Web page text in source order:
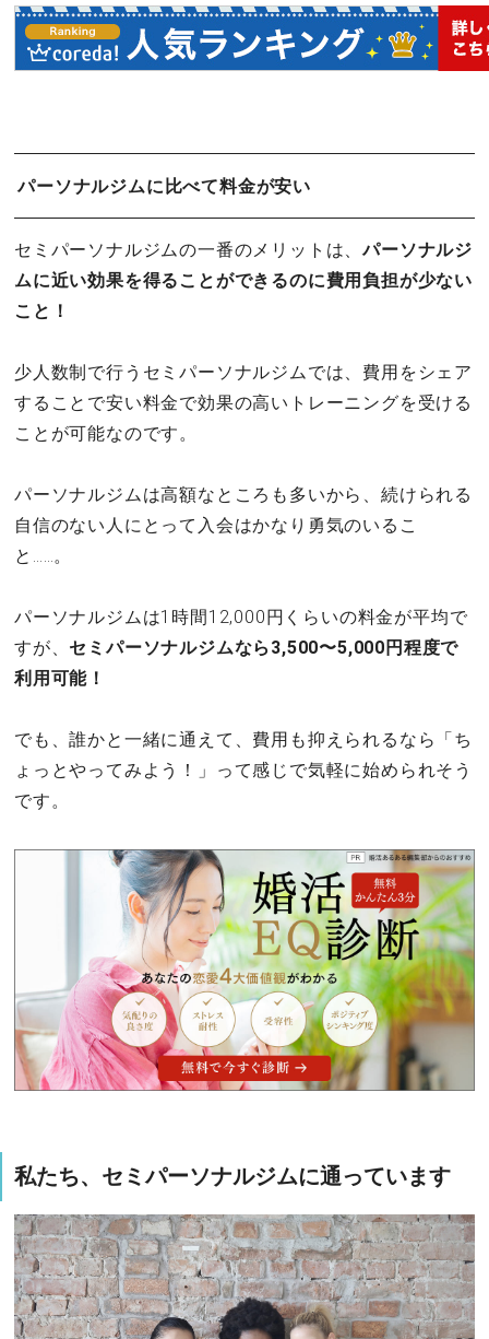
パーソナルジムに比べて料金が安い
セミパーソナルジムの一番のメリットは、パーソナルジ
ムに近い効果を得ることができるのに費用負担が少ない
こと！
少人数制で行うセミパーソナルジムでは、費用をシェア
することで安い料金で効果の高いトレーニングを受ける
ことが可能なのです。
パーソナルジムは高額なところも多いから、続けられる
自信のない人にとって入会はかなり勇気のいるこ
と……。
パーソナルジムは1時間12,000円くらいの料金が平均で
すが、 セミパーソナルジムなら3,500〜5,000円程度で
利用可能！
でも、誰かと一緒に通えて、費用も抑えられるなら「ち
ょっとやってみよう！」って感じで気軽に始められそう
です。
私たち、セミパーソナルジムに通っています